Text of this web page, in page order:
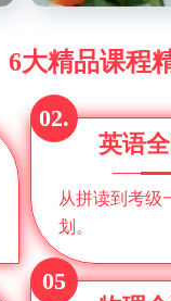
6大精品课程
02.
英语
从拼读到考级
划。
05